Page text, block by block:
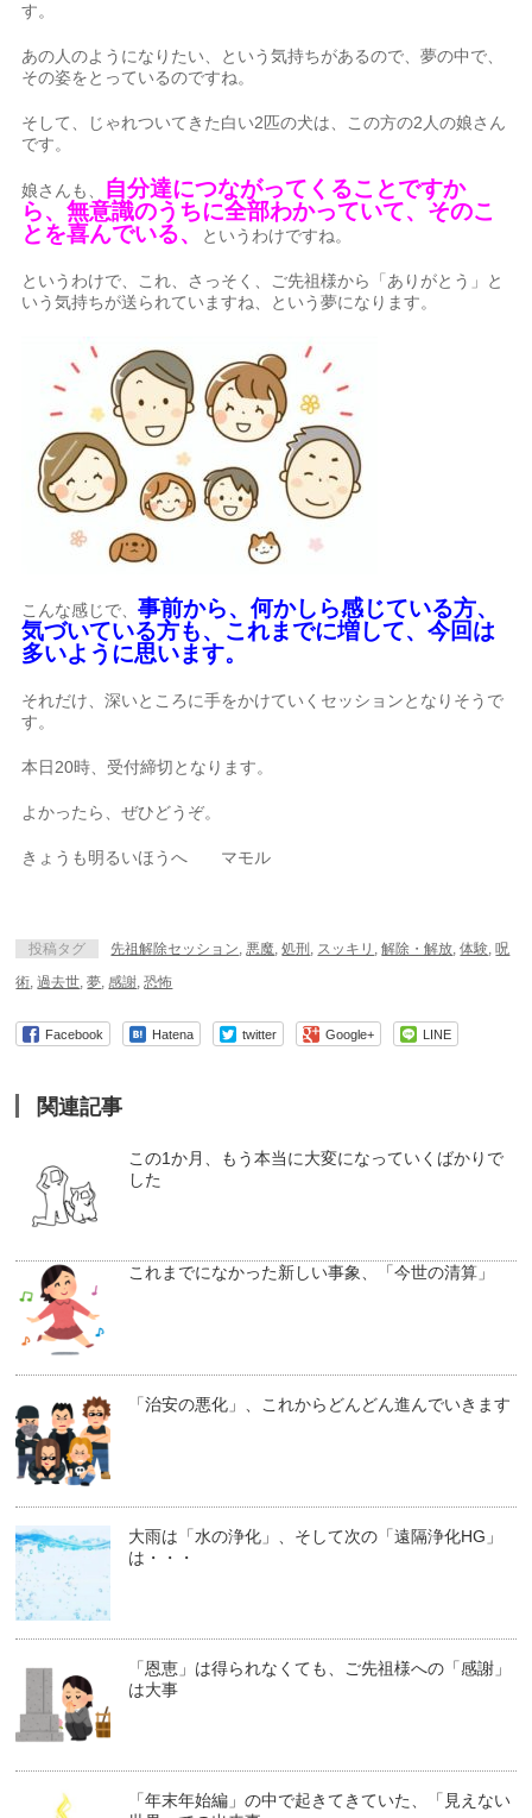
す。
あの人のようになりたい、という気持ちがあるので、夢の中で、
その姿をとっているのですね。
そして、じゃれついてきた白い2匹の犬は、この方の2人の娘さん
です。
娘さんも、 自分達につながってくることですか
ら、無意識のうちに全部わかっていて、そのこ
とを喜んでいる、
というわけですね。
というわけで、これ、さっそく、ご先祖様から「ありがとう」と
いう気持ちが送られていますね、という夢になります。
こんな感じで、事前から、何かしら感じている方、
気づいている方も、これまでに増して、今回は
多いように思います。
それだけ、深いところに手をかけていくセッションとなりそうで
す。
本日20時、受付締切となります。
よかったら、ぜひどうぞ。
きょうも明るいほうへ マモル
投稿タグ 先祖解除セッション,悪魔,処刑 , スッキリ ,解除・解放,体験,呪
術,過去世,夢,感謝,恐怖
Facebook Hatena twitter Google+ LINE
関連記事
この1か月、もう本当に大変になっていくばかりで
した
これまでになかった新しい事象、「今世の清算」
「治安の悪化」、これからどんどん進んでいきます
大雨は「水の浄化」、そして次の「遠隔浄化HG」
は・・・
「恩恵」は得られなくても、ご先祖様への「感謝」
は大事
「年末年始編」の中で起きてきていた、「見えない